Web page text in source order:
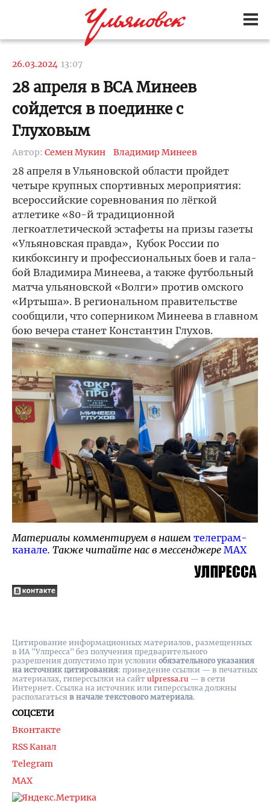
26.03.2024 13:07
28 апреля в ВСА Минеев
сойдется в поединке с
Глуховым
Автор: Семен Мукин Владимир Минеев
28 апреля в Ульяновской области пройдет
четыре крупных спортивных мероприятия:
всероссийские соревнования по лёгкой
атлетике «80-й традиционной
легкоатлетической эстафеты на призы газеты
«Ульяновская правда», Кубок России по
кикбоксингу и профессиональных боев и гала-
бой Владимира Минеева, а также футбольный
матча ульяновской «Волги» против омского
«Иртыша». В региональном правительстве
сообщили, что соперником Минеева в главном
бою вечера станет Константин Глухов.
Материалы комментируем в нашем телеграм-
канале. Также читайте нас в мессенджере MAX
СОЦСЕТИ
Вконтакте
RSS Канал
Telegram
MAX
Цитирование информационных материалов, размещенных
в ИА "Улпресса" без получения предварительного
разрешения допустимо при условии обязательного указания
на источник цитирования: приведение ссылки — в печатных
материалах, гиперссылки на cайт ulpressa.ru — в сети
Интернет. Ссылка на источник или гиперссылка должны
располагаться в начале текстового материала.